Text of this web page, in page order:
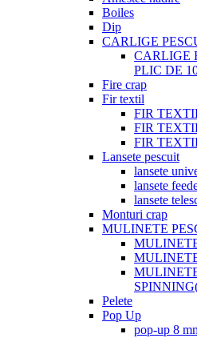
Boiles
Dip
CARLIGE
CARLIGE
PLIC DE
Fire crap
Fir textil
FIR
FIR
FIR
Lansete pescuit
lansete
lansete
lansete
Monturi crap
MULINETE
Pelete
Pop Up
pop-up 8